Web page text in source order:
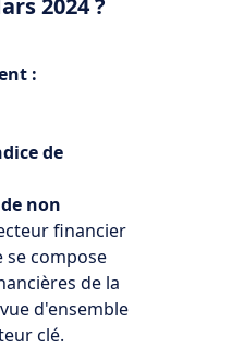
:
de
non
financier
se compose
de la
d'ensemble
clé.